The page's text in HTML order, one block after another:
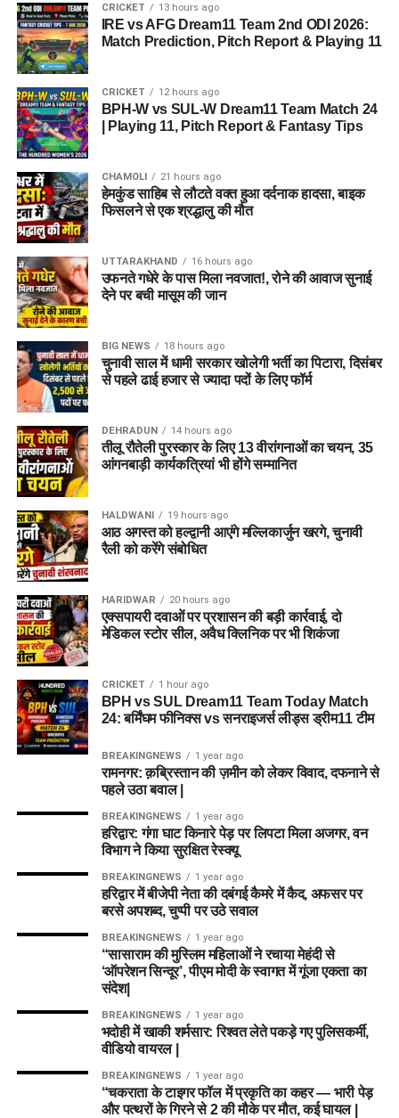
CRICKET 13 hours ago
IRE vs AFG Dream11 Team 2nd ODI 2026:
Match Prediction, Pitch Report & Playing 11
CRICKET 12 hours ago
BPH-W vs SUL-W Dream11 Team Match 24
| Playing 11, Pitch Report & Fantasy Tips
CHAMOLI 21 hours ago
हेमकुंड साहिब से लौटते वक्त हुआ दर्दनाक हादसा, बाइक
फिसलने से एक श्रद्धालु की मौत
UTTARAKHAND 16 hours ago
उफनते गधेरे के पास मिला नवजात!, रोने की आवाज सुनाई
देने पर बची मासूम की जान
BIG NEWS 18 hours ago
चुनावी साल में धामी सरकार खोलेगी भर्ती का पिटारा, दिसंबर
से पहले ढाई हजार से ज्यादा पदों के लिए फॉर्म
DEHRADUN 14 hours ago
तीलू रौतेली पुरस्कार के लिए 13 वीरांगनाओं का चयन, 35
आंगनबाड़ी कार्यकत्रियां भी होंगे सम्मानित
HALDWANI 19 hours ago
आठ अगस्त को हल्द्वानी आएंगे मल्लिकार्जुन खरगे, चुनावी
रैली को करेंगे संबोधित
HARIDWAR 20 hours ago
एक्सपायरी दवाओं पर प्रशासन की बड़ी कार्रवाई, दो
मेडिकल स्टोर सील, अवैध क्लिनिक पर भी शिकंजा
CRICKET 1 hour ago
BPH vs SUL Dream11 Team Today Match
24: बर्मिंघम फीनिक्स vs सनराइजर्स लीड्स ड्रीम11 टीम
BREAKINGNEWS 1 year ago
रामनगर: क़ब्रिस्तान की ज़मीन को लेकर विवाद, दफनाने से
पहले उठा बवाल |
BREAKINGNEWS 1 year ago
हरिद्वार: गंगा घाट किनारे पेड़ पर लिपटा मिला अजगर, वन
विभाग ने किया सुरक्षित रेस्क्यू
BREAKINGNEWS 1 year ago
हरिद्वार में बीजेपी नेता की दबंगई कैमरे में कैद, अफसर पर
बरसे अपशब्द, चुप्पी पर उठे सवाल
BREAKINGNEWS 1 year ago
“सासाराम की मुस्लिम महिलाओं ने रचाया मेहंदी से
‘ऑपरेशन सिन्दूर’, पीएम मोदी के स्वागत में गूंजा एकता का
संदेश|
BREAKINGNEWS 1 year ago
भदोही में खाकी शर्मसार: रिश्वत लेते पकड़े गए पुलिसकर्मी,
वीडियो वायरल |
BREAKINGNEWS 1 year ago
“चकराता के टाइगर फॉल में प्रकृति का कहर — भारी पेड़
और पत्थरों के गिरने से 2 की मौके पर मौत, कई घायल |